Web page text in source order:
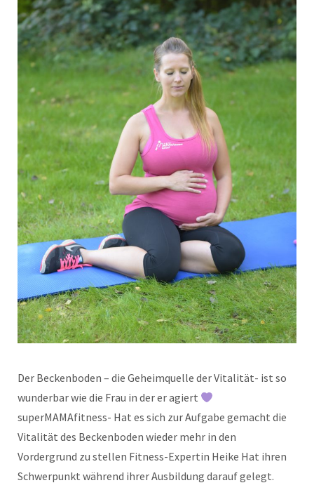
Der Beckenboden – die Geheimquelle der Vitalität- ist so
wunderbar wie die Frau in der er agiert
superMAMAfitness- Hat es sich zur Aufgabe gemacht die
Vitalität des Beckenboden wieder mehr in den
Vordergrund zu stellen Fitness-Expertin Heike Hat ihren
Schwerpunkt während ihrer Ausbildung darauf gelegt.